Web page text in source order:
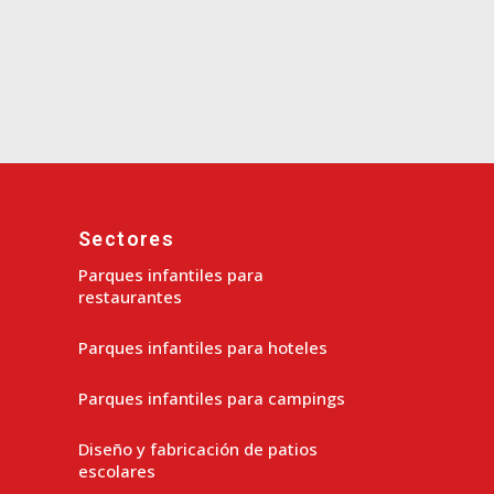
Sectores
Parques infantiles para
restaurantes
Parques infantiles para hoteles
Parques infantiles para campings
Diseño y fabricación de patios
escolares